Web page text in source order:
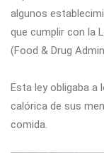
algunos
que cumplir con la
(Food & Drug
Esta ley obligaba
calórica de sus
comida.